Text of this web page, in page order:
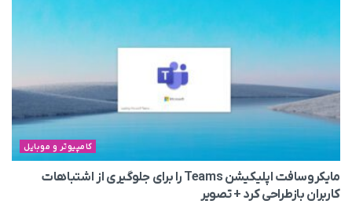
کامپیوتر و موبایل
مایکروسافت اپلیکیشن Teams را برای جلوگیری از اشتباهات
کاربران بازطراحی کرد + تصویر